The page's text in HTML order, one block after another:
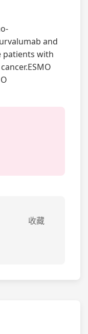
and
patients with
收藏